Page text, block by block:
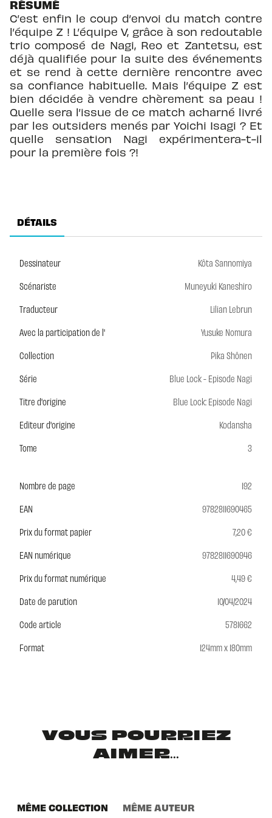
RÉSUMÉ
C’est enfin le coup d’envoi du match contre
l’équipe Z ! L’équipe V, grâce à son redoutable
trio composé de Nagi, Reo et Zantetsu, est
déjà qualifiée pour la suite des événements
et se rend à cette dernière rencontre avec
sa confiance habituelle. Mais l’équipe Z est
bien décidée à vendre chèrement sa peau !
Quelle sera l’issue de ce match acharné livré
par les outsiders menés par Yoichi Isagi ? Et
quelle sensation Nagi expérimentera-t-il
pour la première fois ?!
DÉTAILS
Dessinateur
Kôta Sannomiya
Scénariste
Muneyuki Kaneshiro
Traducteur
Lilian Lebrun
Avec la participation de l'
Yusuke Nomura
Collection
Pika Shônen
Série
Blue Lock - Episode Nagi
Titre d'origine
Blue Lock: Episode Nagi
Editeur d'origine
Kodansha
Tome
3
Nombre de page
192
EAN
9782811690465
Prix du format papier
7,20 €
EAN numérique
9782811690946
Prix du format numérique
4,49 €
Date de parution
10/04/2024
Code article
5781662
Format
124mm x 180mm
VOUS POURRIEZ
AIMER...
MÊME COLLECTION MÊME AUTEUR